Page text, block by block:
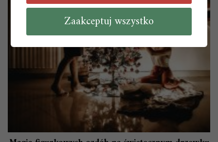
Zaakceptuj wszystko